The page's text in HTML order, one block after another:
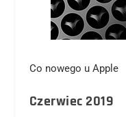
Co nowego u Apple
Czerwiec 2019